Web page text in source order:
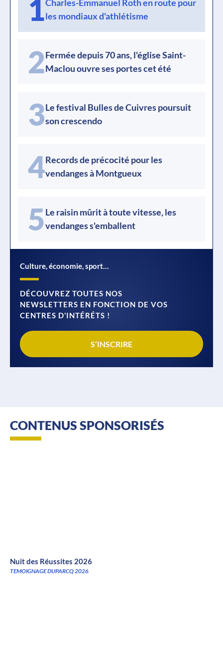
1Charles-Emmanuel Roth en route pour
les mondiaux d'athlétisme
2Fermée depuis 70 ans, l'église Saint-
Maclou ouvre ses portes cet été
3Le festival Bulles de Cuivres poursuit
son crescendo
4Records de précocité pour les
vendanges à Montgueux
5Le raisin mûrit à toute vitesse, les
vendanges s'emballent
Culture, économie, sport…
DÉCOUVREZ TOUTES NOS
NEWSLETTERS EN FONCTION DE VOS
CENTRES D’INTÉRÉTS !
S’INSCRIRE
CONTENUS SPONSORISÉS
Nuit des Réussites 2026
TEMOIGNAGE DUPARCQ 2026